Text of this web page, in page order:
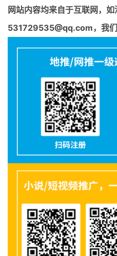
网站内容均来自于互联网，
531729535@qq.com，我们